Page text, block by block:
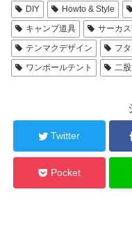
DIY Howto & Style
キャンプ道具
サーカ
テンマクデザイン
フ
ワンポールテント
二股
Twitter
Pocket